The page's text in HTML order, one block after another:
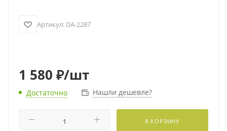
Артикул: DA-2287
1 580 ₽/шт
Достаточно Нашли дешевле?
В КОРЗИНУ